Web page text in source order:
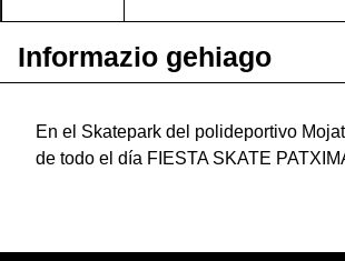
Informazio gehiago
En el Skatepark del polideportivo
de todo el día FIESTA SKATE